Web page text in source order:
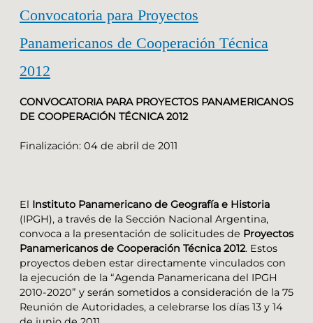
Convocatoria para Proyectos
Panamericanos de Cooperación Técnica
2012
CONVOCATORIA PARA PROYECTOS PANAMERICANOS
DE COOPERACIÓN TÉCNICA 2012
Finalización: 04 de abril de 2011
El Instituto Panamericano de Geografía e Historia
(IPGH), a través de la Sección Nacional Argentina,
convoca a la presentación de solicitudes de Proyectos
Panamericanos de Cooperación Técnica 2012. Estos
proyectos deben estar directamente vinculados con
la ejecución de la “Agenda Panamericana del IPGH
2010-2020” y serán sometidos a consideración de la 75
Reunión de Autoridades, a celebrarse los días 13 y 14